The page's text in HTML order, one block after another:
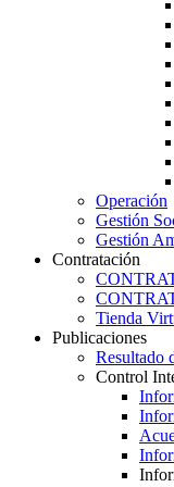
Operación
Gestión
Gestión
Contratación
Tienda
Publicaciones
Resultado
Control